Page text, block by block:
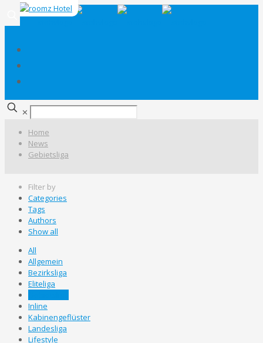
✕
Home
News
Gebietsliga
Filter by
Categories
Tags
Authors
Show all
All
Allgemein
Bezirksliga
Eliteliga
Inline
Kabinengeflüster
Landesliga
Lifestyle